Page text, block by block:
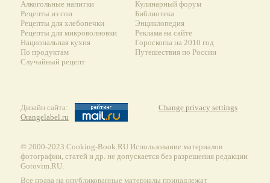
Алкогольные напитки
Рецепты из сои
Рецепты для хлебопечки
Рецепты для микроволновки
Национальная кухня
По продуктам
Случайный рецепт
Кулинарный форум
Библиотека
Энциклопедия
Реклама на сайте
Гороскопы на 2010 год
Путешествия по России
Дизайн сайта:
Orangelabel.ru
Change privacy settings
© 2000-2023 Сooking-Book.RU Использование материалов
фотографии, статей и др. не допускается без разрешения редакции
Gotovim.RU.
Все права на опубликованные материалы принадлежат